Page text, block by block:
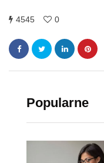
4545 0
Popularne